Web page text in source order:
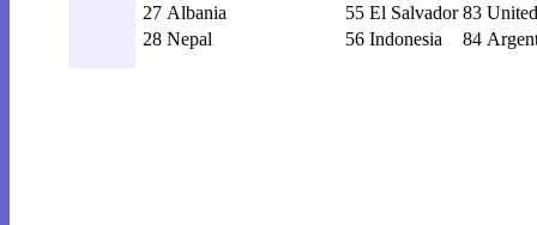
27 Albania 55 El Salvador 83
28 Nepal 56 Indonesia 84